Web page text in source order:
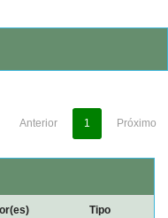
Anterior 1 Próximo
Tipo